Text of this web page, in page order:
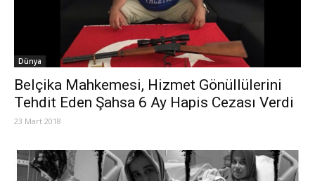
Dünya
Belçika Mahkemesi, Hizmet Gönüllülerini
Tehdit Eden Şahsa 6 Ay Hapis Cezası Verdi
23 Mart 2018